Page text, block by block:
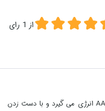
از 1 رای
این عروسک قابلیت راه رفتن دارد و با سه باتری قلمی AA انرژی می گیرد و با دست زدن